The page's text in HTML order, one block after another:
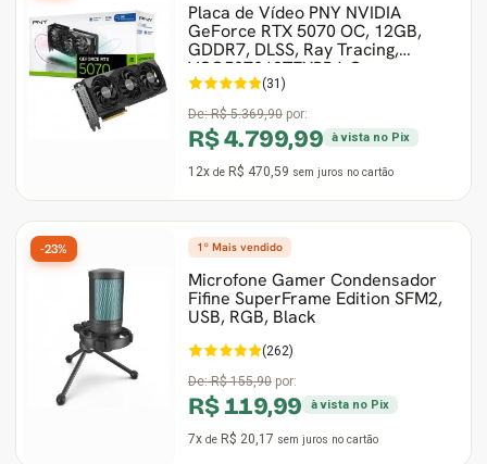
Placa de Vídeo PNY NVIDIA
GeForce RTX 5070 OC, 12GB,
GDDR7, DLSS, Ray Tracing,
VCG507012TFXPB1-O
(31)
De:R$ 5.369,90 por:
R$ 4.799,99 à vista no Pix
12x de R$ 470,59 sem juros no cartão
1º Mais vendido
Microfone Gamer Condensador
Fifine SuperFrame Edition SFM2,
USB, RGB, Black
(262)
De:R$ 155,90 por:
R$ 119,99 à vista no Pix
7x de R$ 20,17 sem juros no cartão
-23%